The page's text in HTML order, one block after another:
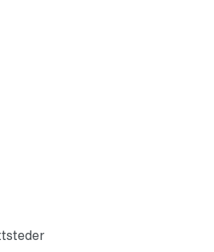
ny fane)